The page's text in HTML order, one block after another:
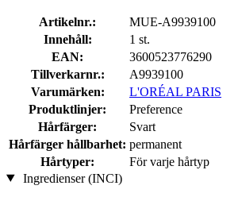
Artikelnr.:
MUE-A9939100
Innehåll:
1 st.
EAN:
3600523776290
Tillverkarnr.:
A9939100
Varumärken:
L'ORÉAL PARIS
Produktlinjer:
Preference
Hårfärger:
Svart
Hårfärger hållbarhet: permanent
Hårtyper:
För varje hårtyp
Ingredienser (INCI)